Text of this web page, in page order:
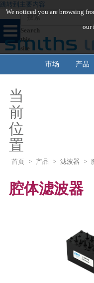
We noticed you are browsing
our
跳转到主要内容
Search
this
site
市场 产品
当
前
位
置
首页 > 产品 > 滤波器 >
腔体滤波器